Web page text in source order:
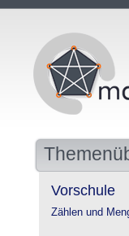
Vorschule
Zählen und